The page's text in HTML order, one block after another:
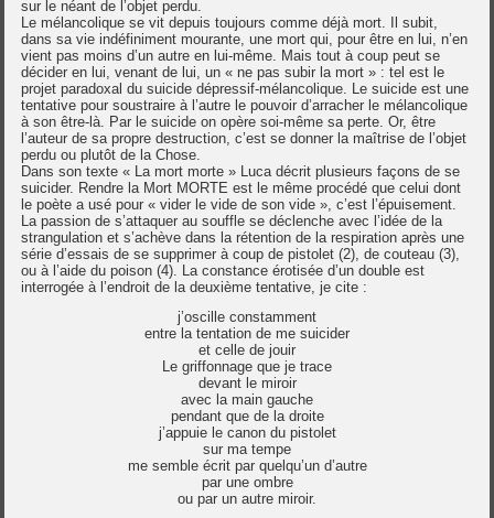
sur le néant de l’objet perdu.
Le mélancolique se vit depuis toujours comme déjà mort. Il subit,
dans sa vie indéfiniment mourante, une mort qui, pour être en lui, n’en
vient pas moins d’un autre en lui-même. Mais tout à coup peut se
décider en lui, venant de lui, un « ne pas subir la mort » : tel est le
projet paradoxal du suicide dépressif-mélancolique. Le suicide est une
tentative pour soustraire à l’autre le pouvoir d’arracher le mélancolique
à son être-là. Par le suicide on opère soi-même sa perte. Or, être
l’auteur de sa propre destruction, c’est se donner la maîtrise de l’objet
perdu ou plutôt de la Chose.
Dans son texte « La mort morte » Luca décrit plusieurs façons de se
suicider. Rendre la Mort MORTE est le même procédé que celui dont
le poète a usé pour « vider le vide de son vide », c’est l’épuisement.
La passion de s’attaquer au souffle se déclenche avec l’idée de la
strangulation et s’achève dans la rétention de la respiration après une
série d’essais de se supprimer à coup de pistolet (2), de couteau (3),
ou à l’aide du poison (4). La constance érotisée d’un double est
interrogée à l’endroit de la deuxième tentative, je cite :
j’oscille constamment
entre la tentation de me suicider
et celle de jouir
Le griffonnage que je trace
devant le miroir
avec la main gauche
pendant que de la droite
j’appuie le canon du pistolet
sur ma tempe
me semble écrit par quelqu’un d’autre
par une ombre
ou par un autre miroir.